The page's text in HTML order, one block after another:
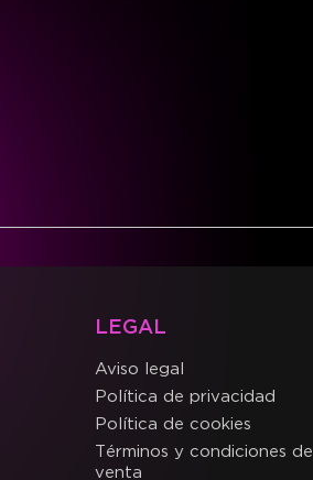
LEGAL
Aviso legal
Política de privacidad
Política de cookies
Términos y condiciones de
venta